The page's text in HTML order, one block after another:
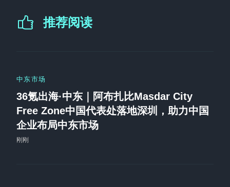
推荐阅读
中东市场
36氪出海·中东｜阿布扎比Masdar City
Free Zone中国代表处落地深圳，助力中国
企业布局中东市场
刚刚